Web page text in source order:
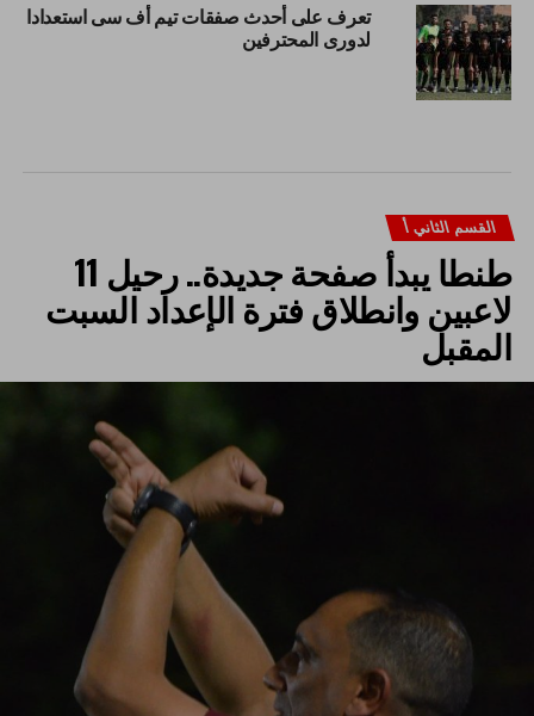
تعرف على أحدث صفقات تيم أف سى استعدادا
لدورى المحترفين
القسم الثاني أ
طنطا يبدأ صفحة جديدة.. رحيل 11
لاعبين وانطلاق فترة الإعداد السبت
المقبل